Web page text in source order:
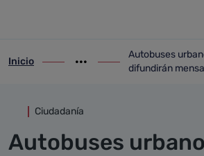
ir-a inicio
Inicio
Mostrar opciones del
ir-a Autobuses
Autobuses
difundirán
Ciudadanía
Autobuses